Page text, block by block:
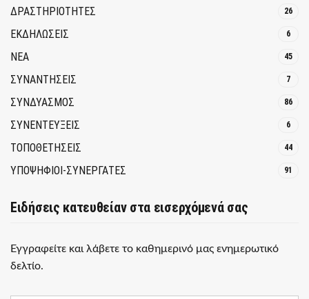
ΔΡΑΣΤΗΡΙΟΤΗΤΕΣ 26
ΕΚΔΗΛΩΣΕΙΣ 6
ΝΕΑ 45
ΣΥΝΑΝΤΗΣΕΙΣ 7
ΣΥΝΔΥΑΣΜΟΣ 86
ΣΥΝΕΝΤΕΥΞΕΙΣ 6
ΤΟΠΟΘΕΤΗΣΕΙΣ 44
ΥΠΟΨΗΦΙΟΙ-ΣΥΝΕΡΓΑΤΕΣ 91
Ειδήσεις κατευθείαν στα εισερχόμενά σας
Εγγραφείτε και λάβετε το καθημερινό μας ενημερωτικό
δελτίο.